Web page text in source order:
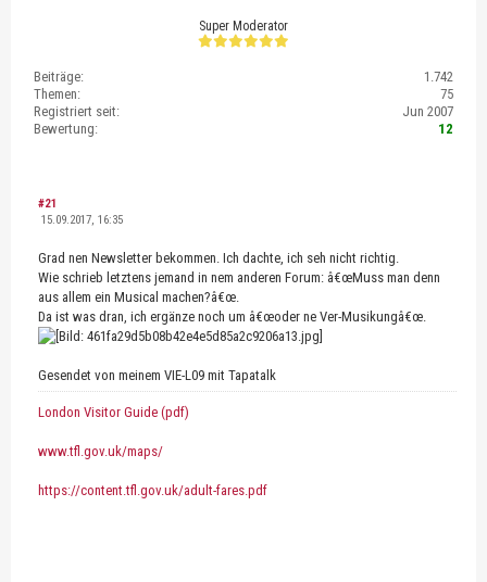
Super Moderator
Beiträge:
1.742
Themen:
75
Registriert seit:
Jun 2007
Bewertung:
12
#21
15.09.2017, 16:35
Grad nen Newsletter bekommen. Ich dachte, ich seh nicht richtig.
Wie schrieb letztens jemand in nem anderen Forum: â€œMuss man denn
aus allem ein Musical machen?â€œ.
Da ist was dran, ich ergänze noch um â€œoder ne Ver-Musikungâ€œ.
Gesendet von meinem VIE-L09 mit Tapatalk
London Visitor Guide (pdf)
www.tfl.gov.uk/maps/
https://content.tfl.gov.uk/adult-fares.pdf